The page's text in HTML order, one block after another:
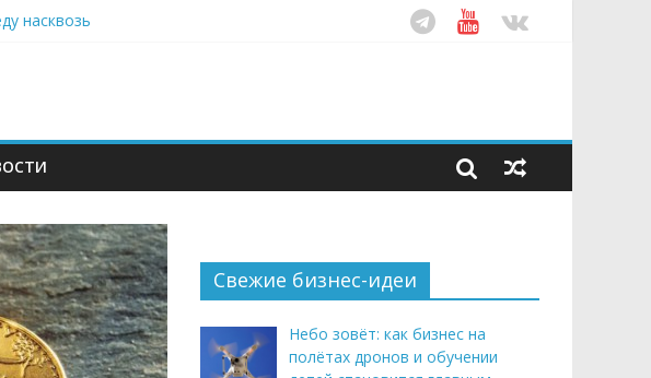
насквозь
Свежие бизнес-идеи
Небо зовёт: как бизнес на
полётах дронов и обучении